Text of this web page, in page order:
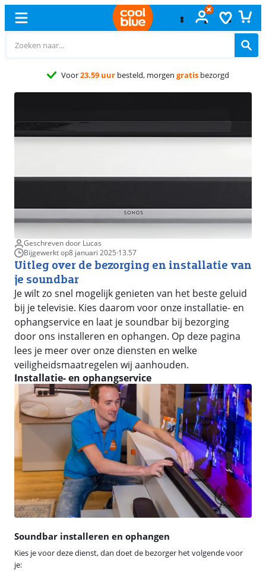
Geschreven door Lucas
Bijgewerkt op8 januari 2025·13.57
Uitleg over de bezorging en installatie van
je soundbar
Je wilt zo snel mogelijk genieten van het beste geluid
bij je televisie. Kies daarom voor onze installatie- en
ophangservice en laat je soundbar bij bezorging
door ons installeren en ophangen. Op deze pagina
lees je meer over onze diensten en welke
veiligheidsmaatregelen wij aanhouden.
Installatie- en ophangservice
Soundbar installeren en ophangen
Kies je voor deze dienst, dan doet de bezorger het volgende voor
je: